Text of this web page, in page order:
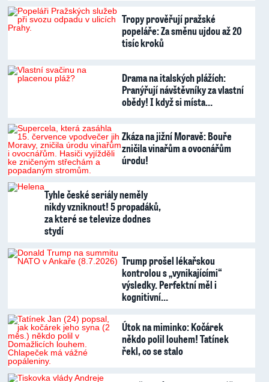
Tropy prověřují pražské
popeláře: Za směnu ujdou až 20
tisíc kroků
Drama na italských plážích:
Pranýřují návštěvníky za vlastní
obědy! I když si místa…
Zkáza na jižní Moravě: Bouře
zničila vinařům a ovocnářům
úrodu!
Tyhle české seriály neměly
nikdy vzniknout! 5 propadáků,
za které se televize dodnes
stydí
Trump prošel lékařskou
kontrolou s „vynikajícími“
výsledky. Perfektní měl i
kognitivní…
Útok na miminko: Kočárek
někdo polil louhem! Tatínek
řekl, co se stalo